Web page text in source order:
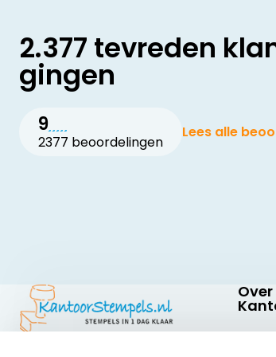
2.377 tevreden
gingen
9
2377 beoordelingen
Lees alle
Over